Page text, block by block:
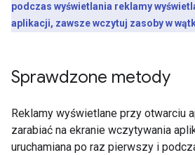
podczas wyświetlania reklamy
aplikacji, zawsze wczytuj zasoby w
Sprawdzone metody
Reklamy wyświetlane przy otwarciu
zarabiać na ekranie wczytywania
uruchamiana po raz pierwszy i